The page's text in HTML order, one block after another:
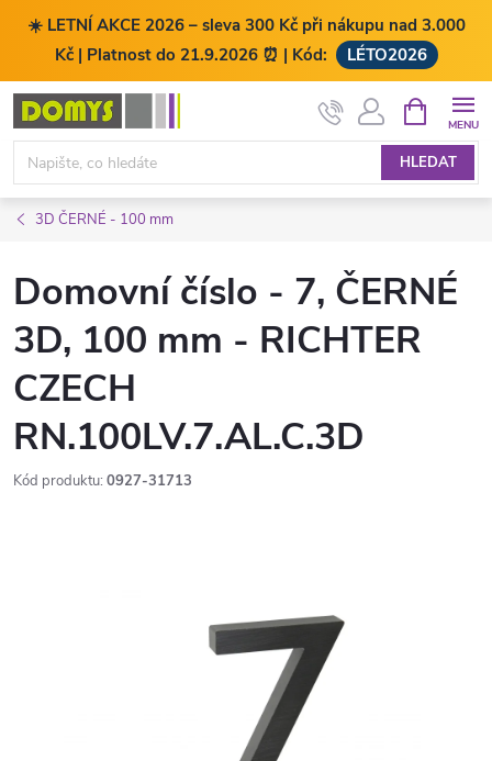
☀️ LETNÍ AKCE 2026 – sleva 300 Kč při nákupu nad 3.000
Kč | Platnost do 21.9.2026 ⏰ | Kód:
LÉTO2026
Přejít
obsah
HLEDAT
NÁKUPNÍ
KOŠÍK
3D ČERNÉ - 100 mm
Domovní číslo - 7, ČERNÉ
3D, 100 mm - RICHTER
CZECH
RN.100LV.7.AL.C.3D
Kód produktu: 0927-31713